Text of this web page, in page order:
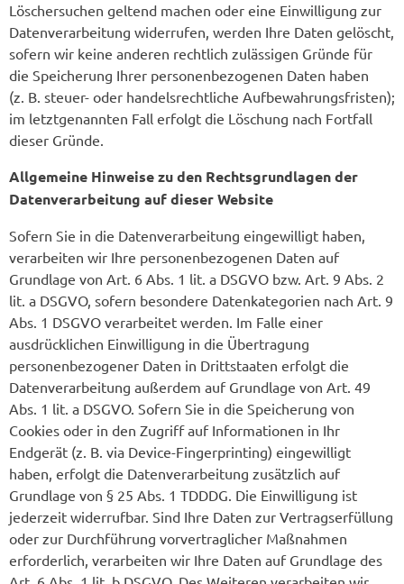
Löschersuchen geltend machen oder eine Einwilligung zur
Datenverarbeitung widerrufen, werden Ihre Daten gelöscht,
sofern wir keine anderen rechtlich zulässigen Gründe für
die Speicherung Ihrer personenbezogenen Daten haben
(z. B. steuer- oder handelsrechtliche Aufbewahrungsfristen);
im letztgenannten Fall erfolgt die Löschung nach Fortfall
dieser Gründe.
Allgemeine Hinweise zu den Rechtsgrundlagen der
Datenverarbeitung auf dieser Website
Sofern Sie in die Datenverarbeitung eingewilligt haben,
verarbeiten wir Ihre personenbezogenen Daten auf
Grundlage von Art. 6 Abs. 1 lit. a DSGVO bzw. Art. 9 Abs. 2
lit. a DSGVO, sofern besondere Datenkategorien nach Art. 9
Abs. 1 DSGVO verarbeitet werden. Im Falle einer
ausdrücklichen Einwilligung in die Übertragung
personenbezogener Daten in Drittstaaten erfolgt die
Datenverarbeitung außerdem auf Grundlage von Art. 49
Abs. 1 lit. a DSGVO. Sofern Sie in die Speicherung von
Cookies oder in den Zugriff auf Informationen in Ihr
Endgerät (z. B. via Device-Fingerprinting) eingewilligt
haben, erfolgt die Datenverarbeitung zusätzlich auf
Grundlage von § 25 Abs. 1 TDDDG. Die Einwilligung ist
jederzeit widerrufbar. Sind Ihre Daten zur Vertragserfüllung
oder zur Durchführung vorvertraglicher Maßnahmen
erforderlich, verarbeiten wir Ihre Daten auf Grundlage des